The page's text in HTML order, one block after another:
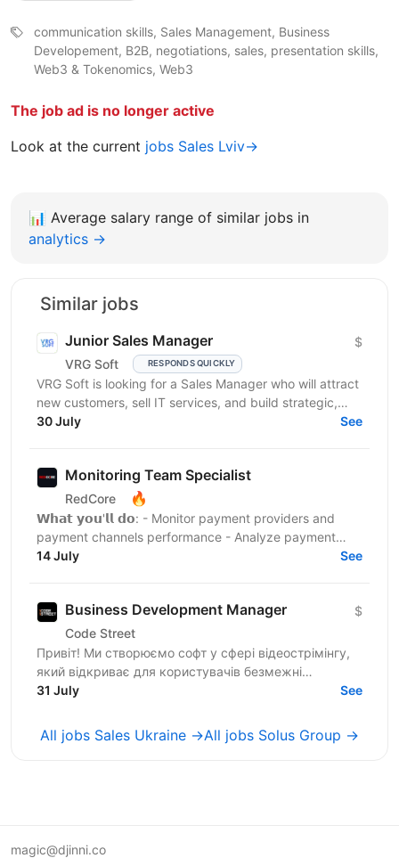
communication skills, Sales Management, Business
Developement, B2B, negotiations, sales, presentation skills,
Web3 & Tokenomics, Web3
The job ad is no longer active
Look at the current jobs Sales Lviv→
📊 Average salary range of similar jobs in
analytics →
Similar jobs
Junior Sales Manager
VRG Soft RESPONDS QUICKLY
$
VRG Soft is looking for a Sales Manager who will attract
new customers, sell IT services, and build strategic,
long-term...
30 July See
Monitoring Team Specialist
RedCore 🔥
𝗪𝗵𝗮𝘁 𝘆𝗼𝘂'𝗹𝗹 𝗱𝗼: - Monitor payment providers and
payment channels performance - Analyze payment
conversion rates and identify issues - Launch and test
14 July See
Business Development Manager
Code Street
$
Привіт! Ми створюємо софт у сфері відеострімінгу,
який відкриває для користувачів безмежні
можливості. Наш продукт уже підкорив ринок США і
31 July See
All jobs Sales Ukraine →All jobs Solus Group →
magic@djinni.co